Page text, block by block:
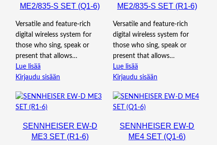
ME2/835-S SET (Q1-6)
Versatile and feature-rich
digital wireless system for
those who sing, speak or
present that allows…
Lue lisää
Kirjaudu sisään
ME2/835-S SET (R1-6)
Versatile and feature-rich
digital wireless system for
those who sing, speak or
present that allows…
Lue lisää
Kirjaudu sisään
SENNHEISER EW-D
ME3 SET (R1-6)
SENNHEISER EW-D
ME4 SET (Q1-6)